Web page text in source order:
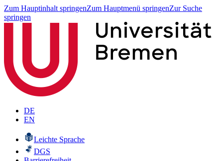
Zum Hauptinhalt springenZum Hauptmenü springenZur Suche
springen
DE
EN
Leichte Sprache
DGS